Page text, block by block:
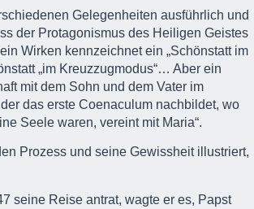
Gelegenheiten ausführlich und
der Protagonismus des Heiligen Geistes
Wirken kennzeichnet ein „Schönstatt im
„im Kreuzzugmodus“… Aber ein
mit dem Sohn und dem Vater im
das erste Coenaculum nachbildet, wo
Seele waren, vereint mit Maria“.
Prozess und seine Gewissheit illustriert,
seine Reise antrat, wagte er es, Papst